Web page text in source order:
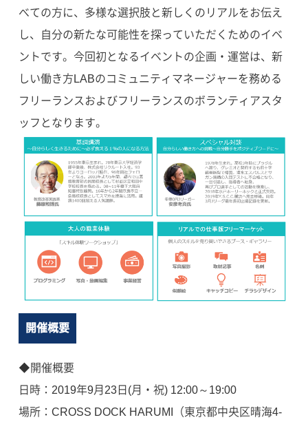
べての方に、多様な選択肢と新しくのリアルをお伝え
し、自分の新たな可能性を探っていただくためのイベ
ントです。今回初となるイベントの企画・運営は、新
しい働き方LABのコミュニティマネージャーを務める
フリーランスおよびフリーランスのボランティアスタ
ッフとなります。
開催概要
◆開催概要
日時：2019年9月23日(月・祝) 12:00～19:00
場所：CROSS DOCK HARUMI（東京都中央区晴海4-